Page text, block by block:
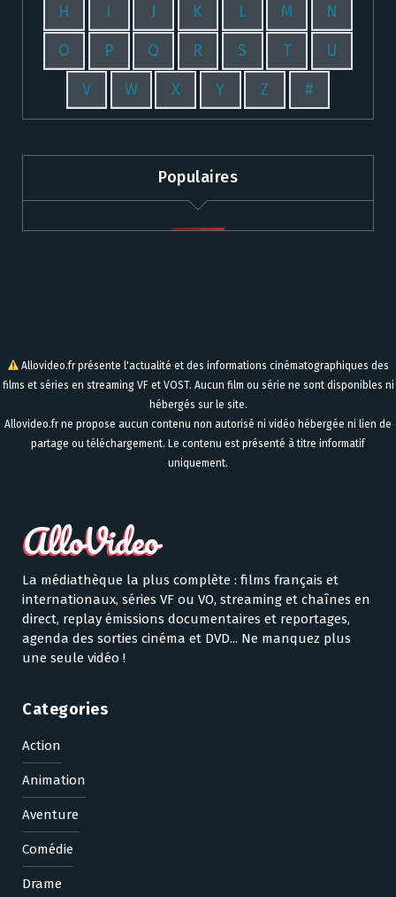
H I J K L M N
O P Q R S T U
V W X Y Z #
Populaires
Allovideo.fr présente l'actualité et des informations cinématographiques des
films et séries en streaming VF et VOST. Aucun film ou série ne sont disponibles ni
hébergés sur le site.
Allovideo.fr ne propose aucun contenu non autorisé ni vidéo hébergée ni lien de
partage ou téléchargement. Le contenu est présenté à titre informatif
uniquement.
La médiathèque la plus complète : films français et
internationaux, séries VF ou VO, streaming et chaînes en
direct, replay émissions documentaires et reportages,
agenda des sorties cinéma et DVD... Ne manquez plus
une seule vidéo !
Categories
Action
Animation
Aventure
Comédie
Drame